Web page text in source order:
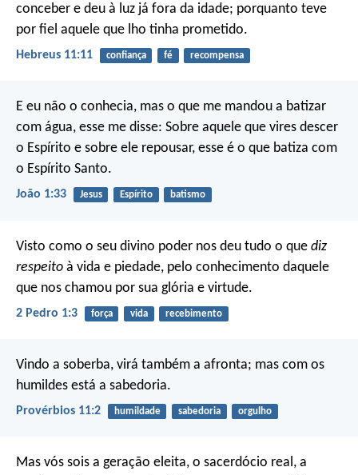
conceber e deu à luz já fora da idade; porquanto teve
por fiel aquele que lho tinha prometido.
Hebreus 11:11 confiança fé recompensa
E eu não o conhecia, mas o que me mandou a batizar
com água, esse me disse: Sobre aquele que vires descer
o Espírito e sobre ele repousar, esse é o que batiza com
o Espírito Santo.
João 1:33 Jesus Espírito batismo
Visto como o seu divino poder nos deu tudo o que diz
respeito à vida e piedade, pelo conhecimento daquele
que nos chamou por sua glória e virtude.
2 Pedro 1:3 força vida recebimento
Vindo a soberba, virá também a afronta; mas com os
humildes está a sabedoria.
Provérbios 11:2 humildade sabedoria orgulho
Mas vós sois a geração eleita, o sacerdócio real, a